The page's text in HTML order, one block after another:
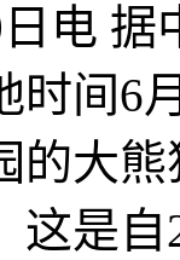
电 据
时间6
大熊
这是